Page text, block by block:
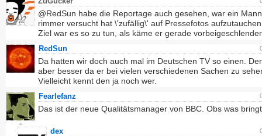
@RedSun habe die Reportage auch gesehen, war ein
rimmer versucht hat \'zufällig\' auf Pressefotos
Ziel war es so zu tun, als käme er gerade
RedSun
Da hatten wir doch auch mal im Deutschen TV so einen.
aber besser da er bei vielen verschiedenen Sachen zu
Vielleicht kennt den ja noch wer.
Fearlefanz
Das ist der neue Qualitätsmanager von BBC. Obs was
dex